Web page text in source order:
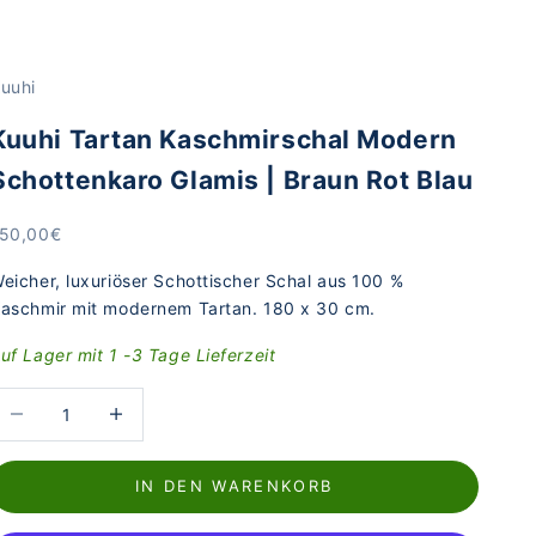
Tartan Kaschmirschal Modern
Glamis | Braun Rot Blau
luxuriöser Schottischer Schal aus 100 %
mit modernem Tartan. 180 x 30 cm.
Lager mit 1 -3 Tage Lieferzeit
IN DEN WARENKORB